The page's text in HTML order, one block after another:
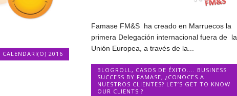
CALENDARI(O) 2016
Famase FM&S ha creado en Marruecos la
primera Delegación internacional fuera de la
Unión Europea, a través de la...
BLOGROLL, CASOS DE ÉXITO.... BUSINESS
SUCCESS BY FAMASE,¿CONOCES A
NUESTROS CLIENTES? LET’S GET TO KNOW
OUR CLIENTS ?